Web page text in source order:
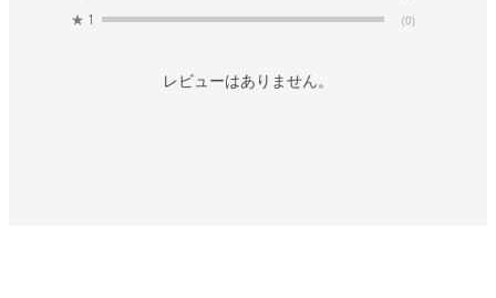
★ 1 (0)
レビューはありません。